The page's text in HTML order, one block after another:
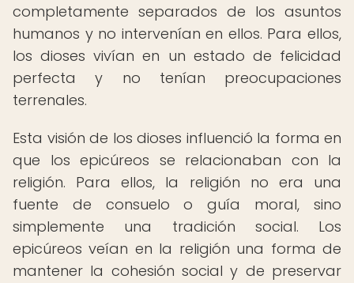
completamente separados de los asuntos
humanos y no intervenían en ellos. Para ellos,
los dioses vivían en un estado de felicidad
perfecta y no tenían preocupaciones
terrenales.
Esta visión de los dioses influenció la forma en
que los epicúreos se relacionaban con la
religión. Para ellos, la religión no era una
fuente de consuelo o guía moral, sino
simplemente una tradición social. Los
epicúreos veían en la religión una forma de
mantener la cohesión social y de preservar